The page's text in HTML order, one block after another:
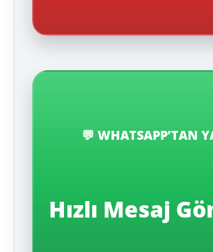
💬 WHATSAPP’TAN
Hızlı Mesaj